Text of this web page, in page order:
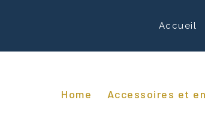
Accueil
Home Accessoires et